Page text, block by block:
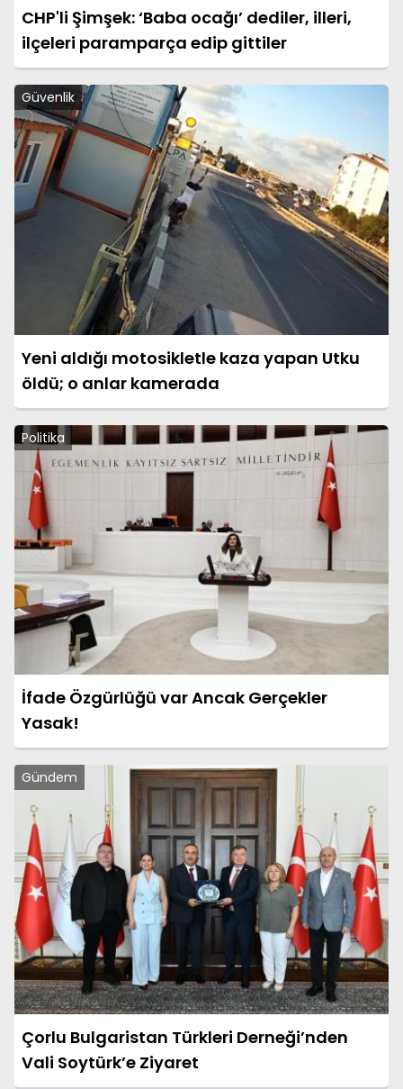
CHP'li Şimşek: ‘Baba ocağı’ dediler, illeri,
ilçeleri paramparça edip gittiler
Güvenlik
Yeni aldığı motosikletle kaza yapan Utku
öldü; o anlar kamerada
Politika
İfade Özgürlüğü var Ancak Gerçekler
Yasak!
Gündem
Çorlu Bulgaristan Türkleri Derneği’nden
Vali Soytürk’e Ziyaret